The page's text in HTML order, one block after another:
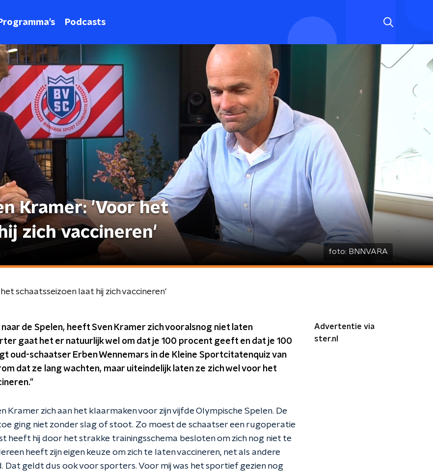
Podcasts
Kramer: 'Voor het
zich vaccineren'
foto: BNNVARA
schaatsseizoen laat hij zich vaccineren'
de Spelen, heeft Sven Kramer zich vooralsnog niet laten
gaat het er natuurlijk wel om dat je 100 procent geeft en dat je 100
oud-schaatser Erben Wennemars in de Kleine Sportcitatenquiz van
dat ze lang wachten, maar uiteindelijk laten ze zich wel voor het
Kramer zich aan het klaarmaken voor zijn vijfde Olympische Spelen. De
ging niet zonder slag of stoot. Zo moest de schaatser een rugoperatie
heeft hij door het strakke trainingsschema besloten om zich nog niet te
heeft zijn eigen keuze om zich te laten vaccineren, net als andere
Dat geldt dus ook voor sporters. Voor mij was het sportief gezien nog
Advertentie via
ster.nl